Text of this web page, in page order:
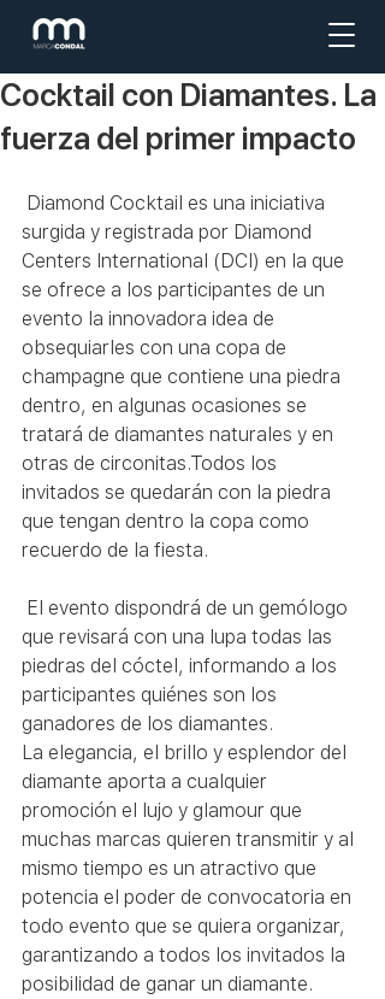
Cocktail con Diamantes. La
fuerza del primer impacto
surgida y registrada por Diamond
Centers International (DCI) en la que
se ofrece a los participantes de un
evento la innovadora idea de
obsequiarles con una copa de
champagne que contiene una piedra
dentro, en algunas ocasiones se
tratará de diamantes naturales y en
otras de circonitas.Todos los
invitados se quedarán con la piedra
que tengan dentro la copa como
recuerdo de la fiesta.
que revisará con una lupa todas las
piedras del cóctel, informando a los
participantes quiénes son los
ganadores de los diamantes.
La elegancia, el brillo y esplendor del
diamante aporta a cualquier
promoción el lujo y glamour que
muchas marcas quieren transmitir y al
mismo tiempo es un atractivo que
potencia el poder de convocatoria en
todo evento que se quiera organizar,
garantizando a todos los invitados la
posibilidad de ganar un diamante.